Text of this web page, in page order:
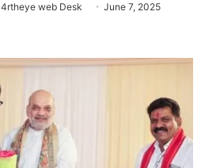
4rtheye web Desk June 7, 2025